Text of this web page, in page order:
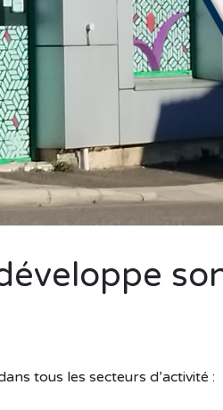
tous les secteurs d’activité :